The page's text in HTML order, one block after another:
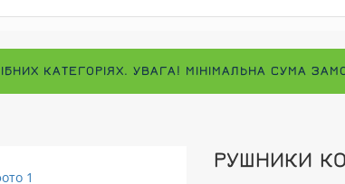
КАТЕГОРІЯХ. УВАГА! МІНІМАЛЬНА СУМА
РУШНИКИ